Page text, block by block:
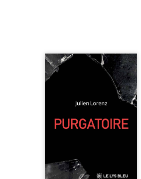
Vingt années d’écriture, de
blessures, d’émotions et de
pensées se rencontrent dans
ce recueil profondément
intime. Entre nouvelles
autobiographiques, poèmes
philosophiques, chaque texte
ouvre une porte sur
être choisie au hasard, comme
une rencontre inattendue sur
le chemin de la vie. ...